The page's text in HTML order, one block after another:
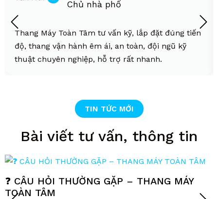
Chủ nhà phố
Thang Máy Toàn Tâm tư vấn kỹ, lắp đặt đúng tiến
độ, thang vận hành êm ái, an toàn, đội ngũ kỹ
thuật chuyên nghiệp, hỗ trợ rất nhanh.
TIN TỨC MỚI
Bài viết tư vấn, thông tin
❓ CÂU HỎI THƯỜNG GẶP – THANG MÁY
TOÀN TÂM